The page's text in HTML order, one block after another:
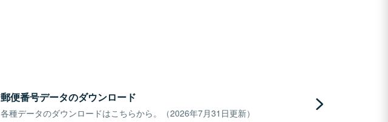
郵便番号データのダウンロード
各種データのダウンロードはこちらから。（2026年7月31日更新）